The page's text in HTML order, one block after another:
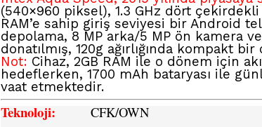
(540×960 piksel), 1.3 GHz dört
RAM’e sahip giriş seviyesi bir Android
depolama, 8 MP arka/5 MP ön kamera
donatılmış, 120g ağırlığında kompakt bir
Not: Cihaz, 2GB RAM ile o dönem için
hedeflerken, 1700 mAh bataryası ile
vaat etmektedir.
Teknoloji: CFK/OWN